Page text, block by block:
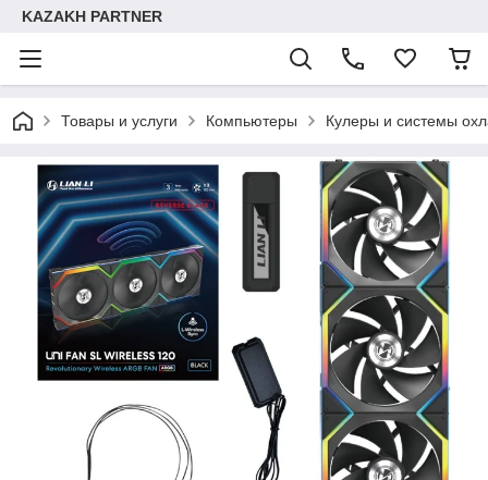
KAZAKH PARTNER
Товары и услуги Компьютеры Кулеры и системы